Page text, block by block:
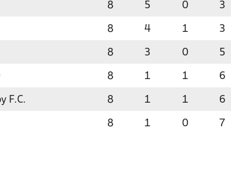
8 5 0 3
8 4 1 3
8 3 0 5
8 1 1 6
F.C. 8 1 1 6
8 1 0 7